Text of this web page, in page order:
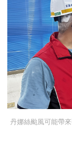
丹娜絲颱風可能帶